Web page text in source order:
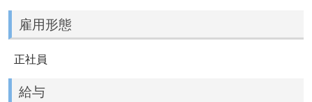
雇用形態
正社員
給与